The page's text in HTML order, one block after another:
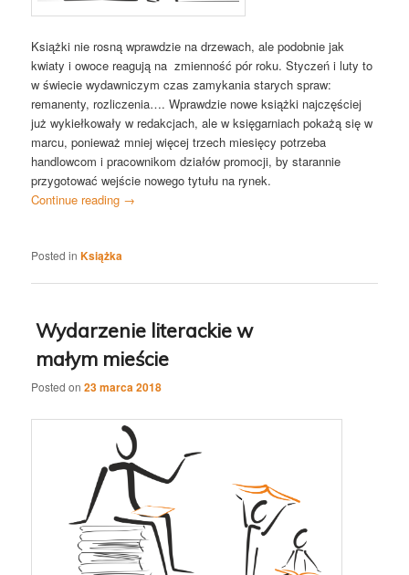
Książki nie rosną wprawdzie na drzewach, ale podobnie jak
kwiaty i owoce reagują na zmienność pór roku. Styczeń i luty to
w świecie wydawniczym czas zamykania starych spraw:
remanenty, rozliczenia…. Wprawdzie nowe książki najczęściej
już wykiełkowały w redakcjach, ale w księgarniach pokażą się w
marcu, ponieważ mniej więcej trzech miesięcy potrzeba
handlowcom i pracownikom działów promocji, by starannie
przygotować wejście nowego tytułu na rynek.
Continue reading →
Posted in Książka
Wydarzenie literackie w
małym mieście
Posted on23 marca 2018